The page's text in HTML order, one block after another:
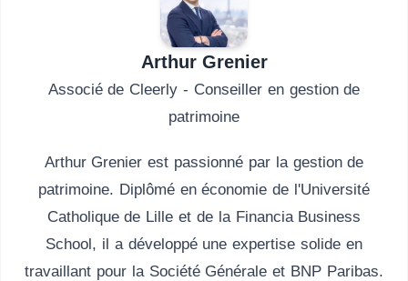
Arthur Grenier
Associé de Cleerly - Conseiller en gestion de
patrimoine
Arthur Grenier est passionné par la gestion de
patrimoine. Diplômé en économie de l'Université
Catholique de Lille et de la Financia Business
School, il a développé une expertise solide en
travaillant pour la Société Générale et BNP Paribas.